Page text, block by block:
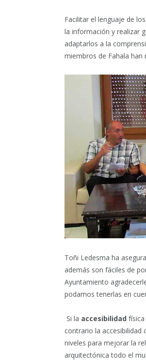
Facilitar el lenguaje de
la información y realizar
adaptarlos a la
miembros de Fahala
Toñi Ledesma ha
además son fáciles de
Ayuntamiento
podamos tenerlas en
Si la accesibilidad
contrario la accesibilidad
niveles para mejorar la
arquitectónica todo el